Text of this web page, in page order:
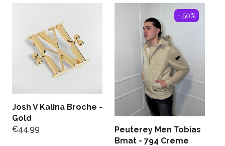
Josh V Kalina Broche -
Gold
€44.99
- 50%
Peuterey Men Tobias
Bmat - 794 Creme